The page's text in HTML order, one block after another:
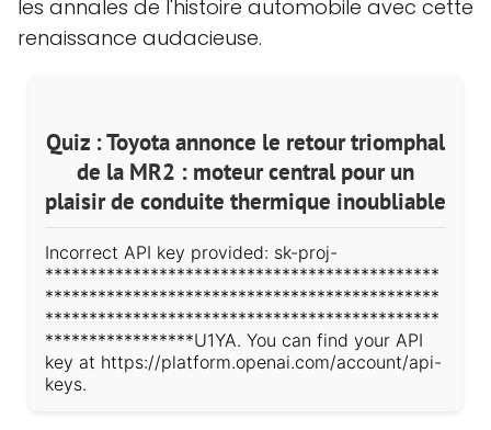
les annales de l'histoire automobile avec cette
renaissance audacieuse.
Quiz : Toyota annonce le retour triomphal
de la MR2 : moteur central pour un
plaisir de conduite thermique inoubliable
Incorrect API key provided: sk-proj-
*********************************************
*********************************************
*********************************************
*****************U1YA. You can find your API
key at https://platform.openai.com/account/api-
keys.